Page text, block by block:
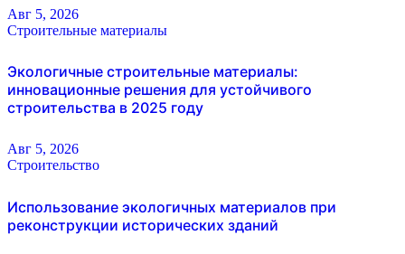
Авг 5, 2026
Строительные материалы
Экологичные строительные материалы:
инновационные решения для устойчивого
строительства в 2025 году
Авг 5, 2026
Строительство
Использование экологичных материалов при
реконструкции исторических зданий